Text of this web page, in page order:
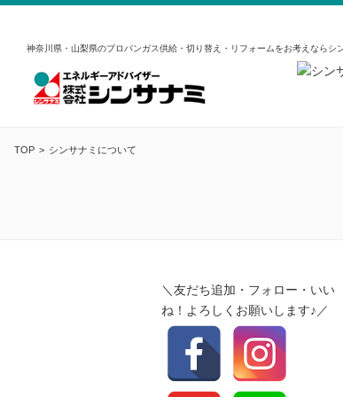
神奈川県・山梨県のプロパンガス供給・切り替え・リフォームをお考えなら
TOP シンサナミについて
＼友だち追加・フォロー・いい
ね！よろしくお願いします♪／